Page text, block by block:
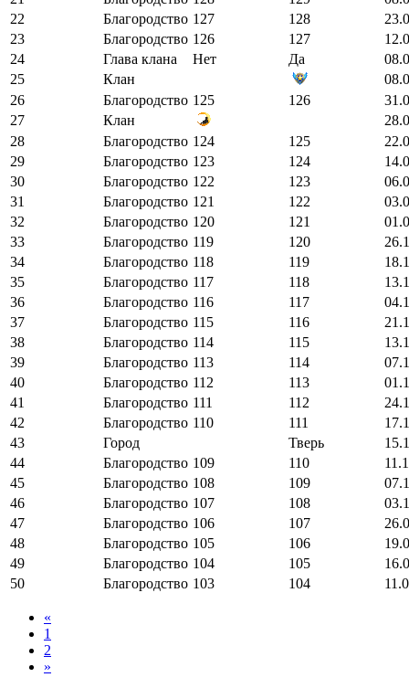
22
Благородство 127 128
23
Благородство 126 127
24
Глава клана Нет Да
25
Клан
26
Благородство 125 126
27
Клан
28
Благородство 124 125
29
Благородство 123 124
30
Благородство 122 123
31
Благородство 121 122
32
Благородство 120 121
33
Благородство 119 120
34
Благородство 118 119
35
Благородство 117 118
36
Благородство 116 117
37
Благородство 115 116
38
Благородство 114 115
39
Благородство 113 114
40
Благородство 112 113
41
Благородство 111 112
42
Благородство 110 111
43
Город Тверь
44
Благородство 109 110
45
Благородство 108 109
46
Благородство 107 108
47
Благородство 106 107
48
Благородство 105 106
49
Благородство 104 105
50
Благородство 103 104
«
1
2
»